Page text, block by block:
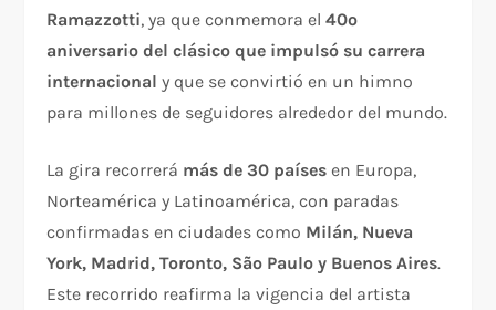
Ramazzotti, ya que conmemora el40º
aniversario del clásico que impulsó su carrera
internacional y que se convirtió en un himno
para millones de seguidores alrededor del mundo.
La gira recorrerá más de 30 países en Europa,
Norteamérica y Latinoamérica, con paradas
confirmadas en ciudades como Milán, Nueva
York, Madrid, Toronto, São Paulo y Buenos Aires.
Este recorrido reafirma la vigencia del artista